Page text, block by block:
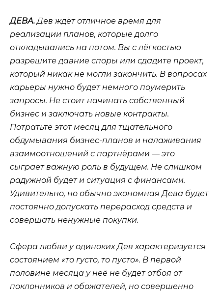
ДЕВА. Дев ждёт отличное время для
реализации планов, которые долго
откладывались на потом. Вы с лёгкостью
разрешите давние споры или сдадите проект,
который никак не могли закончить. В вопросах
карьеры нужно будет немного поумерить
запросы. Не стоит начинать собственный
бизнес и заключать новые контракты.
Потратьте этот месяц для тщательного
обдумывания бизнес-планов и налаживания
взаимоотношений с партнёрами — это
сыграет важную роль в будущем. Не слишком
радужной будет и ситуация с финансами.
Удивительно, но обычно экономная Дева будет
постоянно допускать перерасход средств и
совершать ненужные покупки.
Сфера любви у одиноких Дев характеризуется
состоянием «то густо, то пусто». В первой
половине месяца у неё не будет отбоя от
поклонников и обожателей, но совершенно